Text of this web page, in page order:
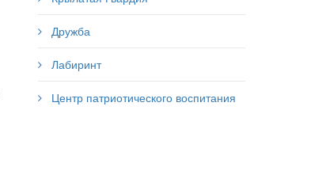
Дружба
Лабиринт
Центр патриотического воспитания